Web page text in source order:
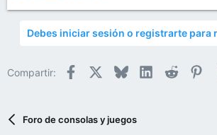
Debes iniciar sesión o registrarte para
Compartir: Facebook BlueskyLinkedIn
Reddit
Foro de consolas y juegos